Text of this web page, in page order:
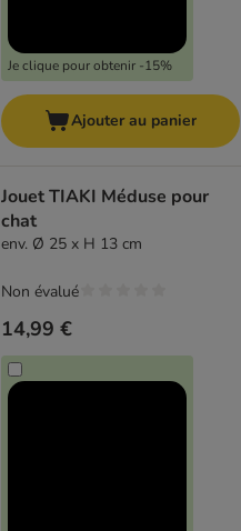
Je clique pour obtenir -15%
Ajouter au panier
Jouet TIAKI Méduse pour
chat
env. Ø 25 x H 13 cm
14,99 €
Non évalué